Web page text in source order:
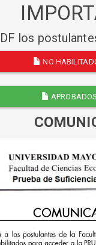
los
NO